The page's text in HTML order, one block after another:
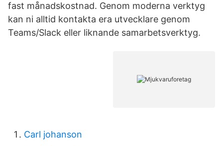
fast månadskostnad. Genom moderna verktyg
kan ni alltid kontakta era utvecklare genom
Teams/Slack eller liknande samarbetsverktyg.
Carl johanson